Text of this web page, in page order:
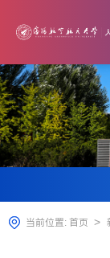
当前位置: 首页 >